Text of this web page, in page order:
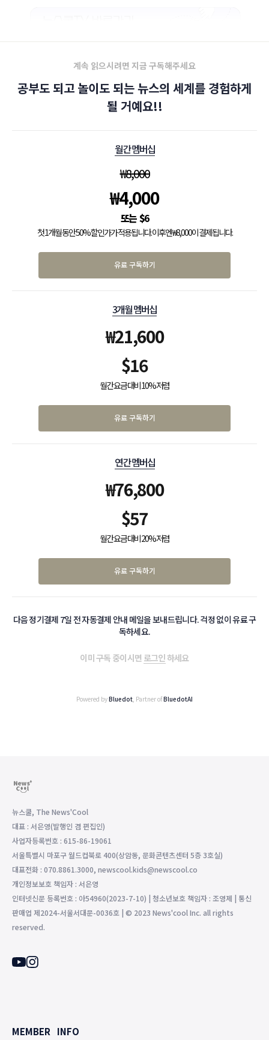
계속 읽으시려면 지금 구독해주세요
공부도 되고 놀이도 되는 뉴스의 세계를 경험하게
될 거예요!!
월간 멤버십
₩8,000
₩4,000
$6
첫 1개월 동안 50% 할인가가 적용됩니다. 이후엔 ₩8,000이 결제됩니다.
유료 구독하기
3개월 멤버십
₩21,600
$16
월간 요금 대비 10% 저렴
유료 구독하기
연간 멤버십
₩76,800
$57
월간 요금 대비 20% 저렴
유료 구독하기
다음 정기결제 7일 전 자동결제 안내 메일을 보내드립니다. 걱정 없이 유료 구
독하세요.
이미 구독 중이시면 로그인하세요
Powered byBluedot , Partner ofBluedotAI
뉴스쿨, The News'Cool
대표 : 서은영(발행인 겸 편집인)
사업자등록번호 : 615-86-19061
서울특별시 마포구 월드컵북로 400(상암동, 문화콘텐츠센터 5층 3호실)
대표전화 : 070.8861.3000, newscool.kids@newscool.co
개인정보보호 책임자 : 서은영
인터넷신문 등록번호 : 아54960(2023-7-10) | 청소년보호 책임자 : 조영제 | 통신
판매업 제2024-서울서대문-0036호 | © 2023 News'cool Inc. all rights
reserved.
MEMBER INFO